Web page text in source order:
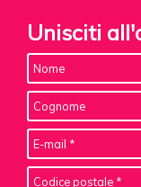
Unisciti